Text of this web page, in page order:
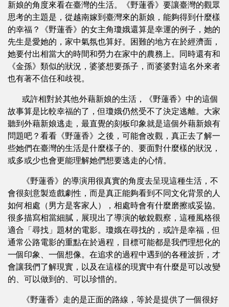
新娘的角度來看在臺灣的生活。《野蓮香》要讓臺灣的觀眾
思考的主題是，從越南嫁到臺灣來的新娘，能夠得到什麼樣
的幸福？《野蓮香》的女主角瓊娥還算是幸運的例子，她的
先生是愛她的，家中氣氛也算好。困難的地方在於經濟面，
她要付出相當大的時間和勞力在家中的農務上。同時還有和
《金孫》類似的狀況，婆婆想要孫子，而婆婆對這名外來者
也有著不信任和歧視。
或許相對於其他外藉新娘的生活，《野蓮香》中的這個
故事算是比較幸福的了，但瓊娥仍然受不了決定逃離。大家
聽到外藉新娘逃走，最直覺的刻板印象就是這個外藉新娘有
問題吧？看看《野蓮香》之後，可能會改觀，真正去了解一
些她們在臺灣的生活是什麼樣子的、要面對什麼樣的狀況，
或多或少也會更能理解她們想要逃走的心情。
《野蓮香》的導演用很真實的角度去呈現這種生活，不
會很刻意製造戲劇性，而是真正能夠看到不同文化背景的人
如何相處（男方是客家人），相處時會有什麼磨擦或妥協。
很多描寫相當細膩，展現出了導演的敏銳觀察，這種風格很
適合「尋找」題材的電影。瓊娥在尋找的，或許是幸福，但
通常公路電影的重點在於過程，目標可能都是我們理想化的
一個印象、一個想像。在追求的過程中遇到的各種波折，才
會讓我們了解現實，以及在這樣的現實中有什麼是可以改變
的、可以做到的、可以珍惜的。
《野蓮香》走的是正面的路線，等於是提供了一個很好